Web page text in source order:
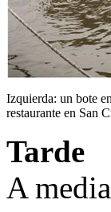
Izquierda: un bote
restaurante en San
Tarde
A